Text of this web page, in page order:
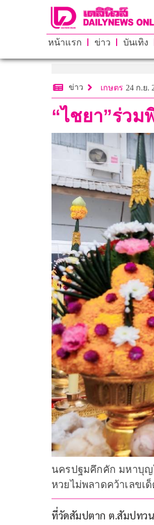
หน้าแรก ข่าว บันเทิง
ข่าว เกษตร 24 ก.ย.
“ไชยา”ร่ว
นครปฐมคึกคัก มหาบุญ
หวยไม่พลาดคว้าเลขเ
ที่วัดสัมปตาก ต.สัมปทว